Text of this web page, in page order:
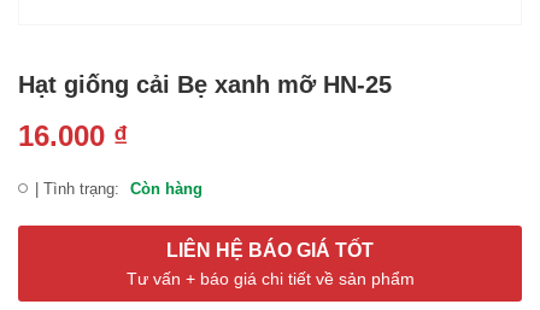
Hạt giống cải Bẹ xanh mỡ HN-25
16.000 ₫
| Tình trạng: Còn hàng
LIÊN HỆ BÁO GIÁ TỐT
Tư vấn + báo giá chi tiết về sản phẩm